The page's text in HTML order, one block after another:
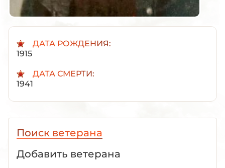
ДАТА РОЖДЕНИЯ:
1915
ДАТА СМЕРТИ:
1941
Поиск ветерана
Добавить ветерана